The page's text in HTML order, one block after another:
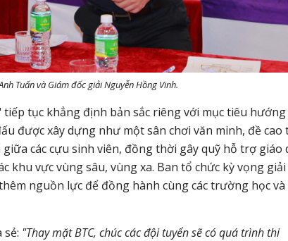
Tuấn và Giám đốc giải Nguyễn Hồng Vinh.
tục khẳng định bản sắc riêng với mục tiêu
được xây dựng như một sân chơi văn minh, đề cao
các cựu sinh viên, đồng thời gây quỹ hỗ trợ giáo
khu vực vùng sâu, vùng xa. Ban tổ chức kỳ vọng giải
nguồn lực để đồng hành cùng các trường học và
"Thay mặt BTC, chúc các đội tuyển sẽ có quá trình thi